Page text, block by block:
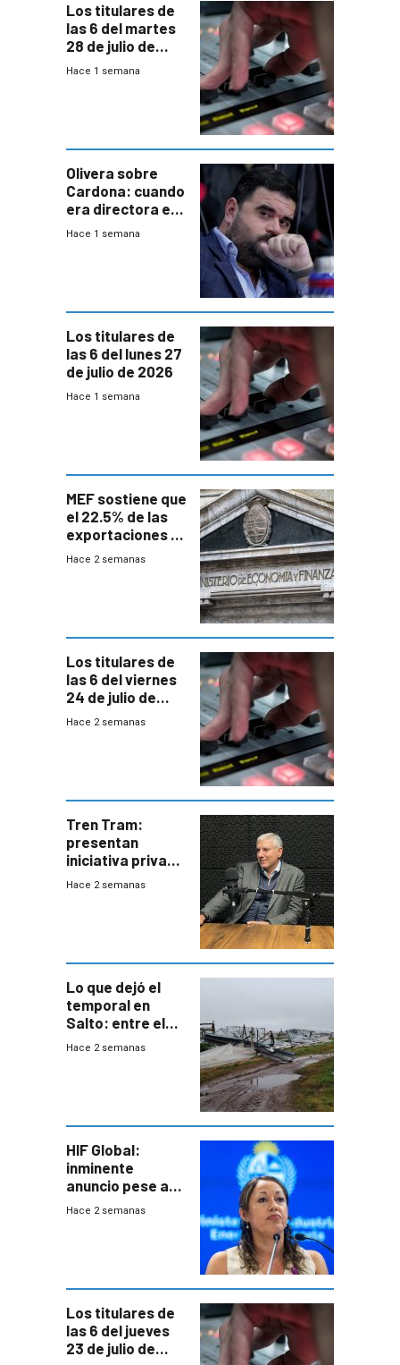
Los titulares de
las 6 del martes
28 de julio de
2026
Hace 1 semana
Olivera sobre
Cardona: cuando
era directora en
UTE “no era muy
Hace 1 semana
Los titulares de
las 6 del lunes 27
de julio de 2026
Hace 1 semana
MEF sostiene que
el 22.5% de las
exportaciones a
EE.UU se verán
Hace 2 semanas
Los titulares de
las 6 del viernes
24 de julio de
2026
Hace 2 semanas
Tren Tram:
presentan
iniciativa privada
para una red de
Hace 2 semanas
Lo que dejó el
temporal en
Salto: entre el
impacto
Hace 2 semanas
HIF Global:
inminente
anuncio pese a
declaración de
gobierno
Hace 2 semanas
Los titulares de
las 6 del jueves
23 de julio de